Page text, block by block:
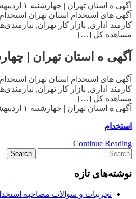
آگهی ه استان تهران | چهارشنبه ۱ اردیبهشت ۹۵
آگهی های استخدام استان تهران
کارمند اداری, بازار کار تهران,
مشاهده کل […]
آگهی ه استان تهران | چهارشنبه ۱
آگهی های استخدام استان تهران
کارمند اداری, بازار کار تهران,
مشاهده کل […]
آگهی ه استان تهران | چهارشنبه ۱ اردیبهشت ۹۵
استخدام
Continue Reading
نوشته‌های تازه
تجربیات و سوالات مصاحبه